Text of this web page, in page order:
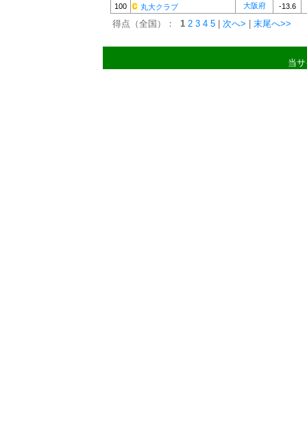
100 丸大クラブ 大阪府 -13.6
得点（全国）： 1 2 3 4 5 次へ> 末尾へ>>
当